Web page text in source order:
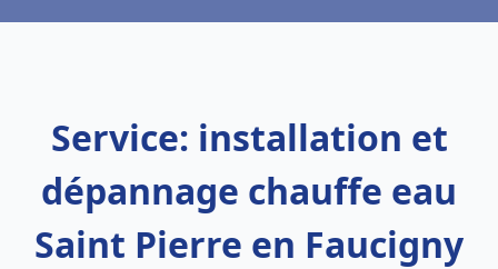
Service: installation et
dépannage chauffe eau
Saint Pierre en Faucigny